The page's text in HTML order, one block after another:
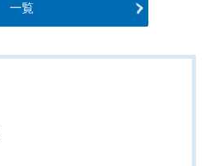
一覧